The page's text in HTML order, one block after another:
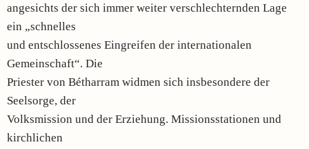
angesichts der sich immer weiter verschlechternden Lage
ein „schnelles
und entschlossenes Eingreifen der internationalen
Gemeinschaft“. Die
Priester von Bétharram widmen sich insbesondere der
Seelsorge, der
Volksmission und der Erziehung. Missionsstationen und
kirchlichen